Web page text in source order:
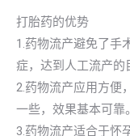
打胎药的优势
1.药物流产避免了手
症，达到人工流产的
2.药物流产应用方便
一些，效果基本可靠。
3.药物流产适合于怀